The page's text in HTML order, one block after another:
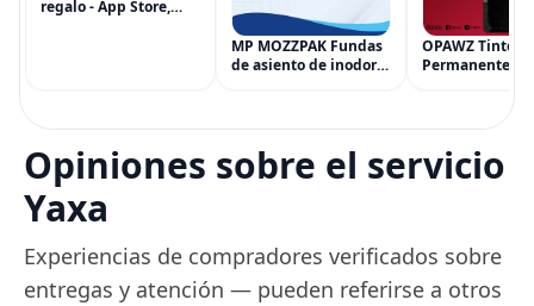
regalo - App Store,
MP MOZZPAK Fundas
de asiento de inodoro
para entrenamiento
OPAWZ Tinte
Permanente
Tinte para
Peluquería
una Década,
Opiniones sobre el servicio
Yaxa
Experiencias de compradores verificados sobre
entregas y atención — pueden referirse a otros